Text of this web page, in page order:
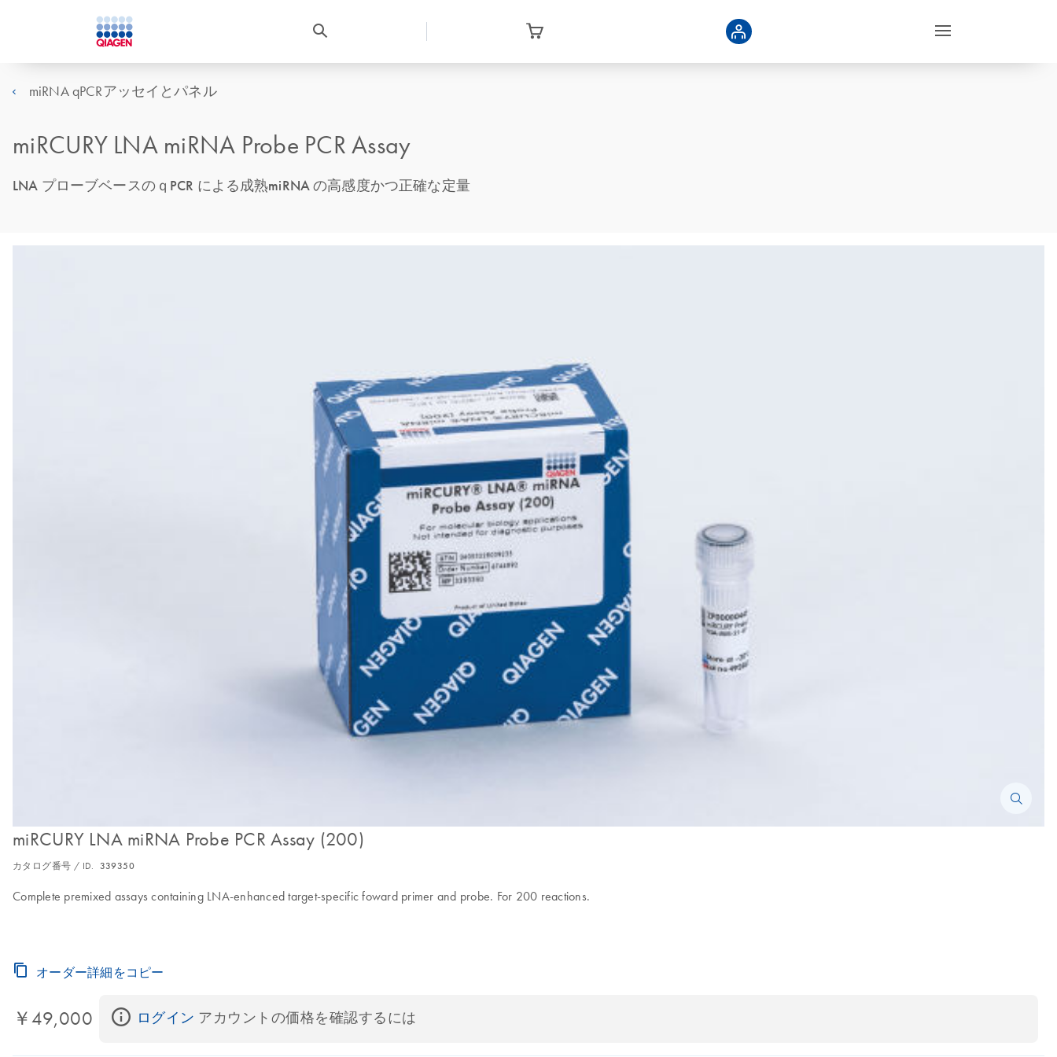
miRNA qPCRアッセイとパネル
miRCURY LNA miRNA Probe PCR Assay
LNA プローブベースのｑPCR による成熟miRNA の高感度かつ正確な定量
miRCURY LNA miRNA Probe PCR Assay (200)
カタログ番号 / ID. 339350
Complete premixed assays containing LNA-enhanced target-specific foward primer and probe. For 200 reactions.
オーダー詳細をコピー
￥49,000 ログイン アカウントの価格を確認するには